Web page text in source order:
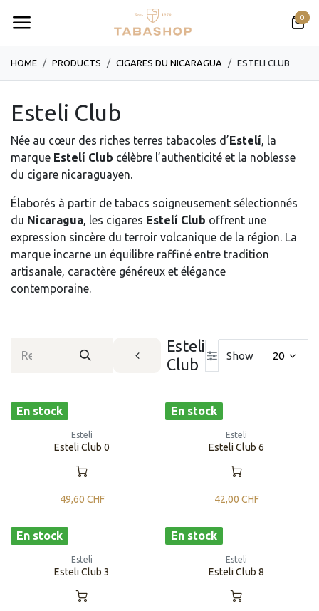
0
HOME PRODUCTS CIGARES DU NICARAGUA ESTELI CLUB
Esteli Club
Née au cœur des riches terres tabacoles d’Estelí, la
marque Estelí Club célèbre l’authenticité et la noblesse
du cigare nicaraguayen.
Élaborés à partir de tabacs soigneusement sélectionnés
du Nicaragua, les cigares Estelí Club offrent une
expression sincère du terroir volcanique de la région. La
marque incarne un équilibre raffiné entre tradition
artisanale, caractère généreux et élégance
contemporaine.
Esteli
Club
Show 20
En stock
Esteli
Esteli Club 0
49,60 CHF
En stock
Esteli
Esteli Club 6
42,00 CHF
En stock
Esteli
Esteli Club 3
En stock
Esteli
Esteli Club 8